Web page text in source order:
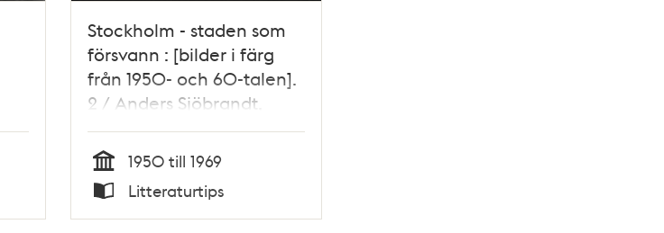
Stockholm - staden som
försvann : [bilder i färg
från 1950- och 60-talen].
2 / Anders Sjöbrandt,
Björn Sylvén
Tid
1950 till 1969
Litteraturtips